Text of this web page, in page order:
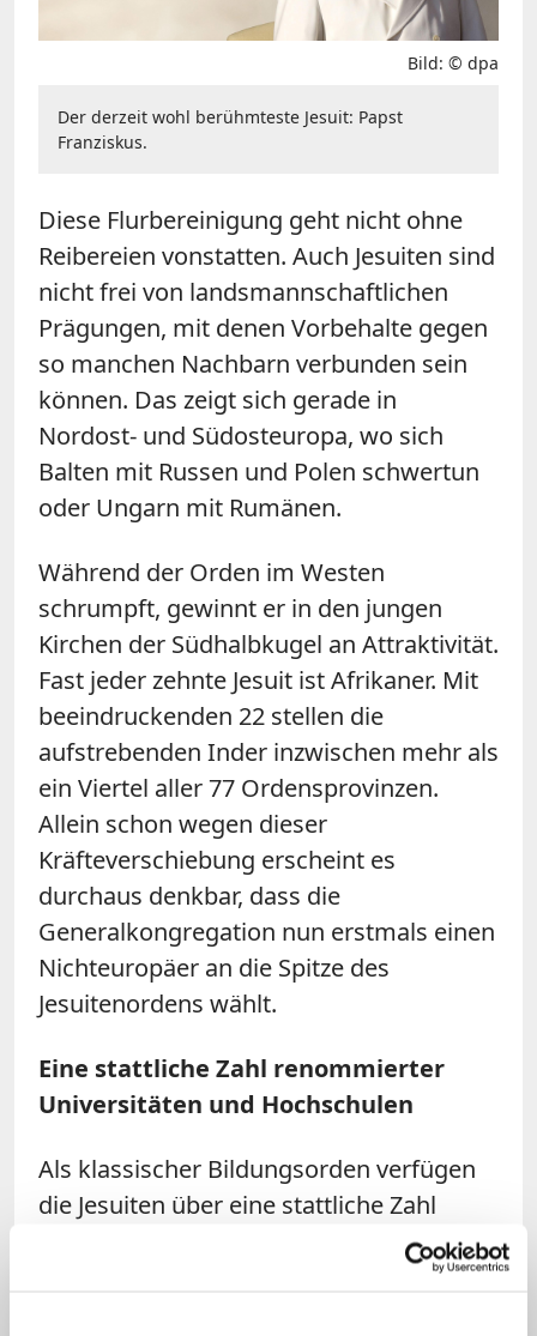
Bild: © dpa
Der derzeit wohl berühmteste Jesuit: Papst
Franziskus.
Diese Flurbereinigung geht nicht ohne
Reibereien vonstatten. Auch Jesuiten sind
nicht frei von landsmannschaftlichen
Prägungen, mit denen Vorbehalte gegen
so manchen Nachbarn verbunden sein
können. Das zeigt sich gerade in
Nordost- und Südosteuropa, wo sich
Balten mit Russen und Polen schwertun
oder Ungarn mit Rumänen.
Während der Orden im Westen
schrumpft, gewinnt er in den jungen
Kirchen der Südhalbkugel an Attraktivität.
Fast jeder zehnte Jesuit ist Afrikaner. Mit
beeindruckenden 22 stellen die
aufstrebenden Inder inzwischen mehr als
ein Viertel aller 77 Ordensprovinzen.
Allein schon wegen dieser
Kräfteverschiebung erscheint es
durchaus denkbar, dass die
Generalkongregation nun erstmals einen
Nichteuropäer an die Spitze des
Jesuitenordens wählt.
Eine stattliche Zahl renommierter
Universitäten und Hochschulen
Als klassischer Bildungsorden verfügen
die Jesuiten über eine stattliche Zahl
Hochschulen. 240 solcher Einrichtungen